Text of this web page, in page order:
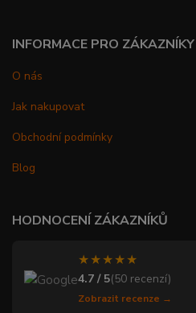
INFORMACE PRO ZÁKAZNÍKY
O nás
Jak nakupovat
Obchodní podmínky
Blog
HODNOCENÍ ZÁKAZNÍKŮ
★★★★★
4.7 / 5(50 recenzí)
Zobrazit recenze →